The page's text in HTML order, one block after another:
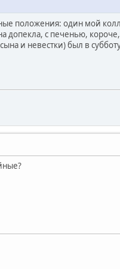
положения: один мой
с печенью,
и невестки) был в